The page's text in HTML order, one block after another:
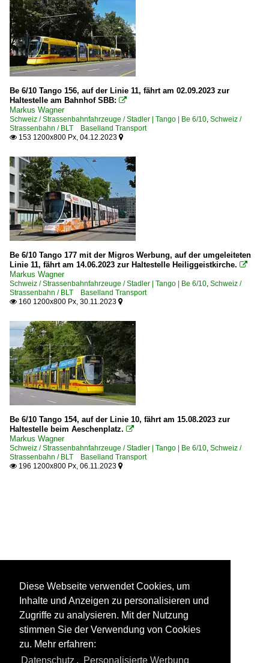
Be 6/10 Tango 156, auf der Linie 11, fährt am 02.09.2023 zur
Haltestelle am Bahnhof SBB: 
Markus Wagner
Schweiz / Strassenbahnfahrzeuge / Stadler | Tango | Be 6/10, Schweiz /
Strassenbahn / BLT Baselland Transport
 153 1200x800 Px, 04.12.2023 
Be 6/10 Tango 177 mit der Migros Werbung, auf der umgeleiteten
Linie 11, fährt am 14.06.2023 zur Haltestelle Heiliggeistkirche. 
Markus Wagner
Schweiz / Strassenbahnfahrzeuge / Stadler | Tango | Be 6/10, Schweiz /
Strassenbahn / BLT Baselland Transport
 160 1200x800 Px, 30.11.2023 
Be 6/10 Tango 154, auf der Linie 10, fährt am 15.08.2023 zur
Haltestelle beim Aeschenplatz. 
Markus Wagner
Schweiz / Strassenbahnfahrzeuge / Stadler | Tango | Be 6/10, Schweiz /
Strassenbahn / BLT Baselland Transport
 196 1200x800 Px, 06.11.2023 
Diese Webseite verwendet Cookies, um
Inhalte und Anzeigen zu personalisieren und
Zugriffe zu analysieren. Mit der Nutzung
stimmen Sie der Verwendung von Cookies
zu. Mehr erfahren:
Datenschutz , Personalisierte Werbung